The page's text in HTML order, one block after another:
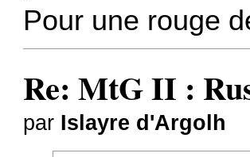
Pour une rouge
Re: MtG II :
par Islayre d'Argolh